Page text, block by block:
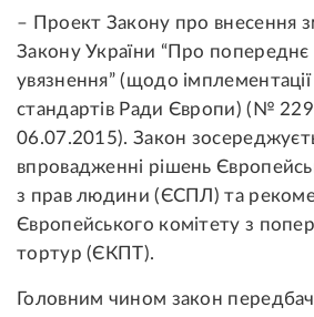
– Проект Закону про внесення
Закону України “Про попереднє
увязнення” (щодо
стандартів Ради Європи) (№
06.07.2015). Закон
впровадженні рішень
з прав людини (ЄСПЛ) та
Європейського комітету з
тортур (ЄКПТ).
Головним чином закон